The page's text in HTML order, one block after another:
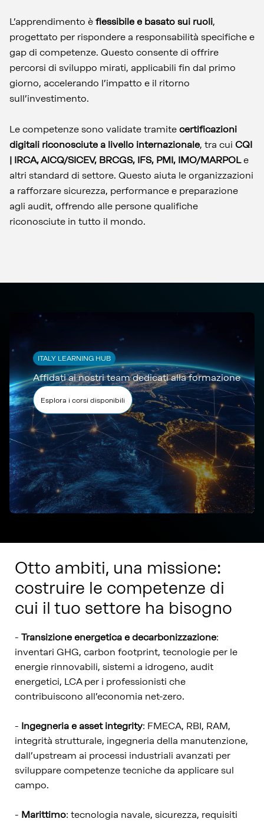
L’apprendimento è flessibile e basato sui ruoli,
progettato per rispondere a responsabilità specifiche e
gap di competenze. Questo consente di offrire
percorsi di sviluppo mirati, applicabili fin dal primo
giorno, accelerando l’impatto e il ritorno
sull’investimento.
Le competenze sono validate tramite certificazioni
digitali riconosciute a livello internazionale, tra cui CQI
| IRCA, AICQ/SICEV, BRCGS, IFS, PMI, IMO/MARPOLe
altri standard di settore. Questo aiuta le organizzazioni
a rafforzare sicurezza, performance e preparazione
agli audit, offrendo alle persone qualifiche
riconosciute in tutto il mondo.
ITALY LEARNING HUB
Affidati ai nostri team dedicati alla formazione
Esplora i corsi disponibili
Otto ambiti, una missione:
costruire le competenze di
cui il tuo settore ha bisogno
- Transizione energetica e decarbonizzazione:
inventari GHG, carbon footprint, tecnologie per le
energie rinnovabili, sistemi a idrogeno, audit
energetici, LCA per i professionisti che
contribuiscono all’economia net-zero.
- Ingegneria e asset integrity: FMECA, RBI, RAM,
integrità strutturale, ingegneria della manutenzione,
dall’upstream ai processi industriali avanzati per
sviluppare competenze tecniche da applicare sul
campo.
- Marittimo: tecnologia navale, sicurezza, requisiti